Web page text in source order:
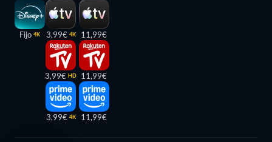
Fijo 4K 3,99€ 4K
3,99€ HD
3,99€ 4K
11,99€
11,99€
11,99€